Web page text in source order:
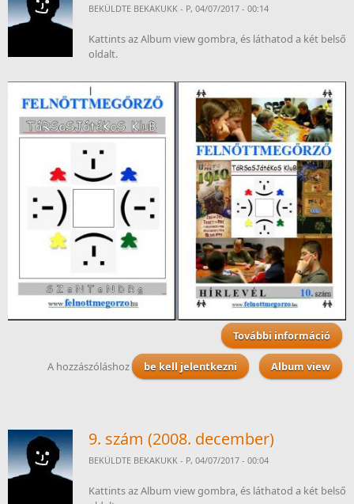
BEKÜLDTE BEKAKUKK - P, 04/07/2017 - 00:14
Kattints az Album view gombra, és láthatod a két belső
oldalt.
További információ10.
A hozzászóláshoz be kell jelentkezni Album view
9. szám (2008. december)
BEKÜLDTE BEKAKUKK - P, 04/07/2017 - 00:04
Kattints az Album view gombra, és láthatod a két belső